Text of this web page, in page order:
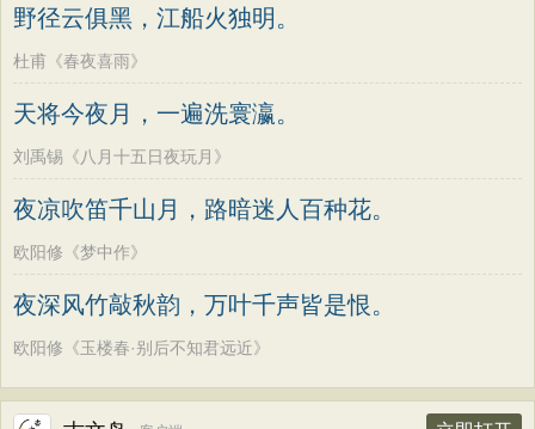
野径云俱黑，江船火独明。
杜甫《春夜喜雨》
天将今夜月，一遍洗寰瀛。
刘禹锡《八月十五日夜玩月》
夜凉吹笛千山月，路暗迷人百种花。
欧阳修《梦中作》
夜深风竹敲秋韵，万叶千声皆是恨。
欧阳修《玉楼春·别后不知君远近》